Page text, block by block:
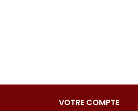
VOTRE COMPTE